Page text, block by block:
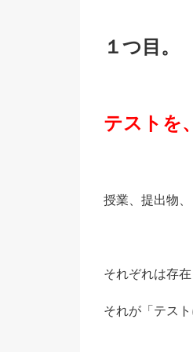
１つ目。
テストを
授業、提出物
それぞれは存在
それが「テス